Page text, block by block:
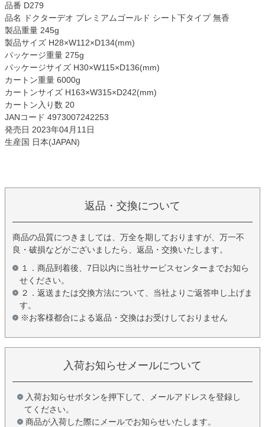
品番 D279
品名 ドクターデオ プレミアムゴールド シート下タイプ 無香
製品重量 245g
製品サイズ H28×W112×D134(mm)
パッケージ重量 275g
パッケージサイズ H30×W115×D136(mm)
カートン重量 6000g
カートンサイズ H163×W315×D242(mm)
カートン入り数 20
JANコード 4973007242253
発売日 2023年04月11日
生産国 日本(JAPAN)
返品・交換について
商品の品質につきましては、万全を期しておりますが、万一不
良・破損などがございましたら、返品・交換いたします。
１．商品到着後、7日以内に当社サービスセンターまでお知ら
せください。
２．返送または交換方法について、当社よりご返答申し上げま
す。
※お客様都合による返品・交換はお受けしておりません
入荷お知らせメールについて
入荷お知らせボタンを押下して、メールアドレスを登録し
てください。
商品が入荷した際にメールでお知らせいたします。